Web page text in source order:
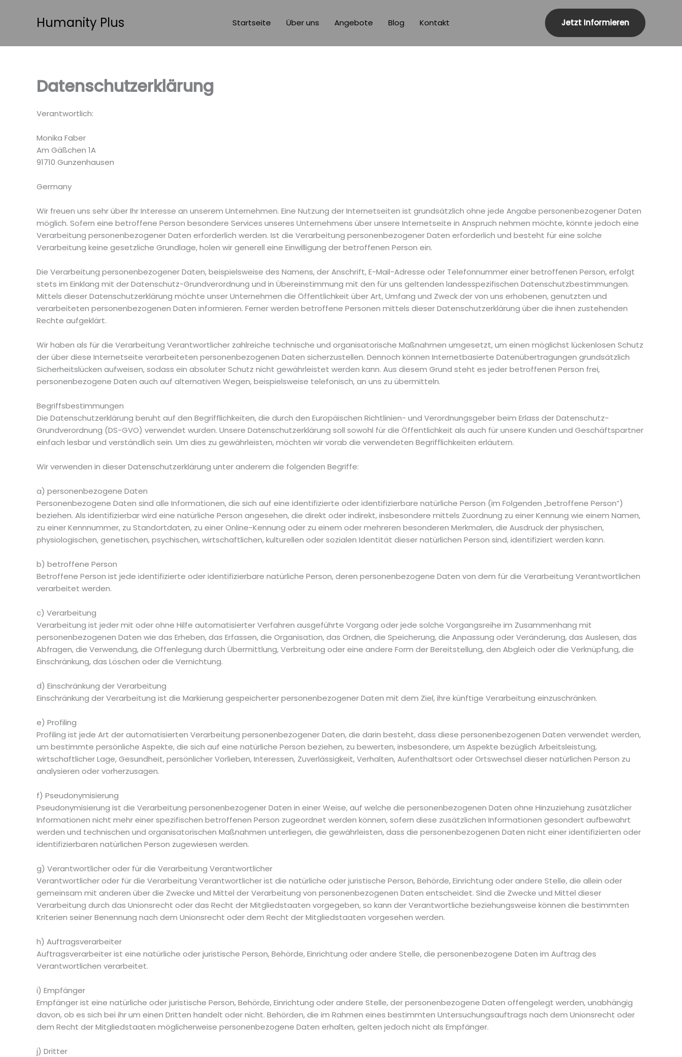
Humanity Plus Startseite Über uns Angebote Blog Kontakt Jetzt Informieren
Datenschutzerklärung
Verantwortlich:
Monika Faber
Am Gäßchen 1A
91710 Gunzenhausen
Germany
Wir freuen uns sehr über Ihr Interesse an unserem Unternehmen. Eine Nutzung der Internetseiten ist grundsätzlich ohne jede Angabe personenbezogener Daten
möglich. Sofern eine betroffene Person besondere Services unseres Unternehmens über unsere Internetseite in Anspruch nehmen möchte, könnte jedoch eine
Verarbeitung personenbezogener Daten erforderlich werden. Ist die Verarbeitung personenbezogener Daten erforderlich und besteht für eine solche
Verarbeitung keine gesetzliche Grundlage, holen wir generell eine Einwilligung der betroffenen Person ein.
Die Verarbeitung personenbezogener Daten, beispielsweise des Namens, der Anschrift, E-Mail-Adresse oder Telefonnummer einer betroffenen Person, erfolgt
stets im Einklang mit der Datenschutz-Grundverordnung und in Übereinstimmung mit den für uns geltenden landesspezifischen Datenschutzbestimmungen.
Mittels dieser Datenschutzerklärung möchte unser Unternehmen die Öffentlichkeit über Art, Umfang und Zweck der von uns erhobenen, genutzten und
verarbeiteten personenbezogenen Daten informieren. Ferner werden betroffene Personen mittels dieser Datenschutzerklärung über die ihnen zustehenden
Rechte aufgeklärt.
Wir haben als für die Verarbeitung Verantwortlicher zahlreiche technische und organisatorische Maßnahmen umgesetzt, um einen möglichst lückenlosen Schutz
der über diese Internetseite verarbeiteten personenbezogenen Daten sicherzustellen. Dennoch können Internetbasierte Datenübertragungen grundsätzlich
Sicherheitslücken aufweisen, sodass ein absoluter Schutz nicht gewährleistet werden kann. Aus diesem Grund steht es jeder betroffenen Person frei,
personenbezogene Daten auch auf alternativen Wegen, beispielsweise telefonisch, an uns zu übermitteln.
Begriffsbestimmungen
Die Datenschutzerklärung beruht auf den Begrifflichkeiten, die durch den Europäischen Richtlinien- und Verordnungsgeber beim Erlass der Datenschutz-
Grundverordnung (DS-GVO) verwendet wurden. Unsere Datenschutzerklärung soll sowohl für die Öffentlichkeit als auch für unsere Kunden und Geschäftspartner
einfach lesbar und verständlich sein. Um dies zu gewährleisten, möchten wir vorab die verwendeten Begrifflichkeiten erläutern.
Wir verwenden in dieser Datenschutzerklärung unter anderem die folgenden Begriffe:
a) personenbezogene Daten
Personenbezogene Daten sind alle Informationen, die sich auf eine identifizierte oder identifizierbare natürliche Person (im Folgenden „betroffene Person“)
beziehen. Als identifizierbar wird eine natürliche Person angesehen, die direkt oder indirekt, insbesondere mittels Zuordnung zu einer Kennung wie einem Namen,
zu einer Kennnummer, zu Standortdaten, zu einer Online-Kennung oder zu einem oder mehreren besonderen Merkmalen, die Ausdruck der physischen,
physiologischen, genetischen, psychischen, wirtschaftlichen, kulturellen oder sozialen Identität dieser natürlichen Person sind, identifiziert werden kann.
b) betroffene Person
Betroffene Person ist jede identifizierte oder identifizierbare natürliche Person, deren personenbezogene Daten von dem für die Verarbeitung Verantwortlichen
verarbeitet werden.
c) Verarbeitung
Verarbeitung ist jeder mit oder ohne Hilfe automatisierter Verfahren ausgeführte Vorgang oder jede solche Vorgangsreihe im Zusammenhang mit
personenbezogenen Daten wie das Erheben, das Erfassen, die Organisation, das Ordnen, die Speicherung, die Anpassung oder Veränderung, das Auslesen, das
Abfragen, die Verwendung, die Offenlegung durch Übermittlung, Verbreitung oder eine andere Form der Bereitstellung, den Abgleich oder die Verknüpfung, die
Einschränkung, das Löschen oder die Vernichtung.
d) Einschränkung der Verarbeitung
Einschränkung der Verarbeitung ist die Markierung gespeicherter personenbezogener Daten mit dem Ziel, ihre künftige Verarbeitung einzuschränken.
e) Profiling
Profiling ist jede Art der automatisierten Verarbeitung personenbezogener Daten, die darin besteht, dass diese personenbezogenen Daten verwendet werden,
um bestimmte persönliche Aspekte, die sich auf eine natürliche Person beziehen, zu bewerten, insbesondere, um Aspekte bezüglich Arbeitsleistung,
wirtschaftlicher Lage, Gesundheit, persönlicher Vorlieben, Interessen, Zuverlässigkeit, Verhalten, Aufenthaltsort oder Ortswechsel dieser natürlichen Person zu
analysieren oder vorherzusagen.
f) Pseudonymisierung
Pseudonymisierung ist die Verarbeitung personenbezogener Daten in einer Weise, auf welche die personenbezogenen Daten ohne Hinzuziehung zusätzlicher
Informationen nicht mehr einer spezifischen betroffenen Person zugeordnet werden können, sofern diese zusätzlichen Informationen gesondert aufbewahrt
werden und technischen und organisatorischen Maßnahmen unterliegen, die gewährleisten, dass die personenbezogenen Daten nicht einer identifizierten oder
identifizierbaren natürlichen Person zugewiesen werden.
g) Verantwortlicher oder für die Verarbeitung Verantwortlicher
Verantwortlicher oder für die Verarbeitung Verantwortlicher ist die natürliche oder juristische Person, Behörde, Einrichtung oder andere Stelle, die allein oder
gemeinsam mit anderen über die Zwecke und Mittel der Verarbeitung von personenbezogenen Daten entscheidet. Sind die Zwecke und Mittel dieser
Verarbeitung durch das Unionsrecht oder das Recht der Mitgliedstaaten vorgegeben, so kann der Verantwortliche beziehungsweise können die bestimmten
Kriterien seiner Benennung nach dem Unionsrecht oder dem Recht der Mitgliedstaaten vorgesehen werden.
h) Auftragsverarbeiter
Auftragsverarbeiter ist eine natürliche oder juristische Person, Behörde, Einrichtung oder andere Stelle, die personenbezogene Daten im Auftrag des
Verantwortlichen verarbeitet.
i) Empfänger
Empfänger ist eine natürliche oder juristische Person, Behörde, Einrichtung oder andere Stelle, der personenbezogene Daten offengelegt werden, unabhängig
davon, ob es sich bei ihr um einen Dritten handelt oder nicht. Behörden, die im Rahmen eines bestimmten Untersuchungsauftrags nach dem Unionsrecht oder
dem Recht der Mitgliedstaaten möglicherweise personenbezogene Daten erhalten, gelten jedoch nicht als Empfänger.
j) Dritter